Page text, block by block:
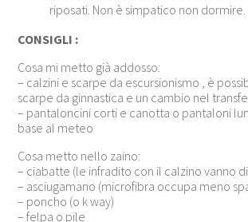
riposati. Non è simpatico non dormire.
CONSIGLI :
Cosa mi metto già addosso:
– calzini e scarpe da escursionismo , è
scarpe da ginnastica e un cambio nel
– pantaloncini corti e canotta o pantaloni
base al meteo
Cosa metto nello zaino:
– ciabatte (le infradito con il calzino vanno
– asciugamano (microfibra occupa meno
– poncho (o k way)
– felpa o pile